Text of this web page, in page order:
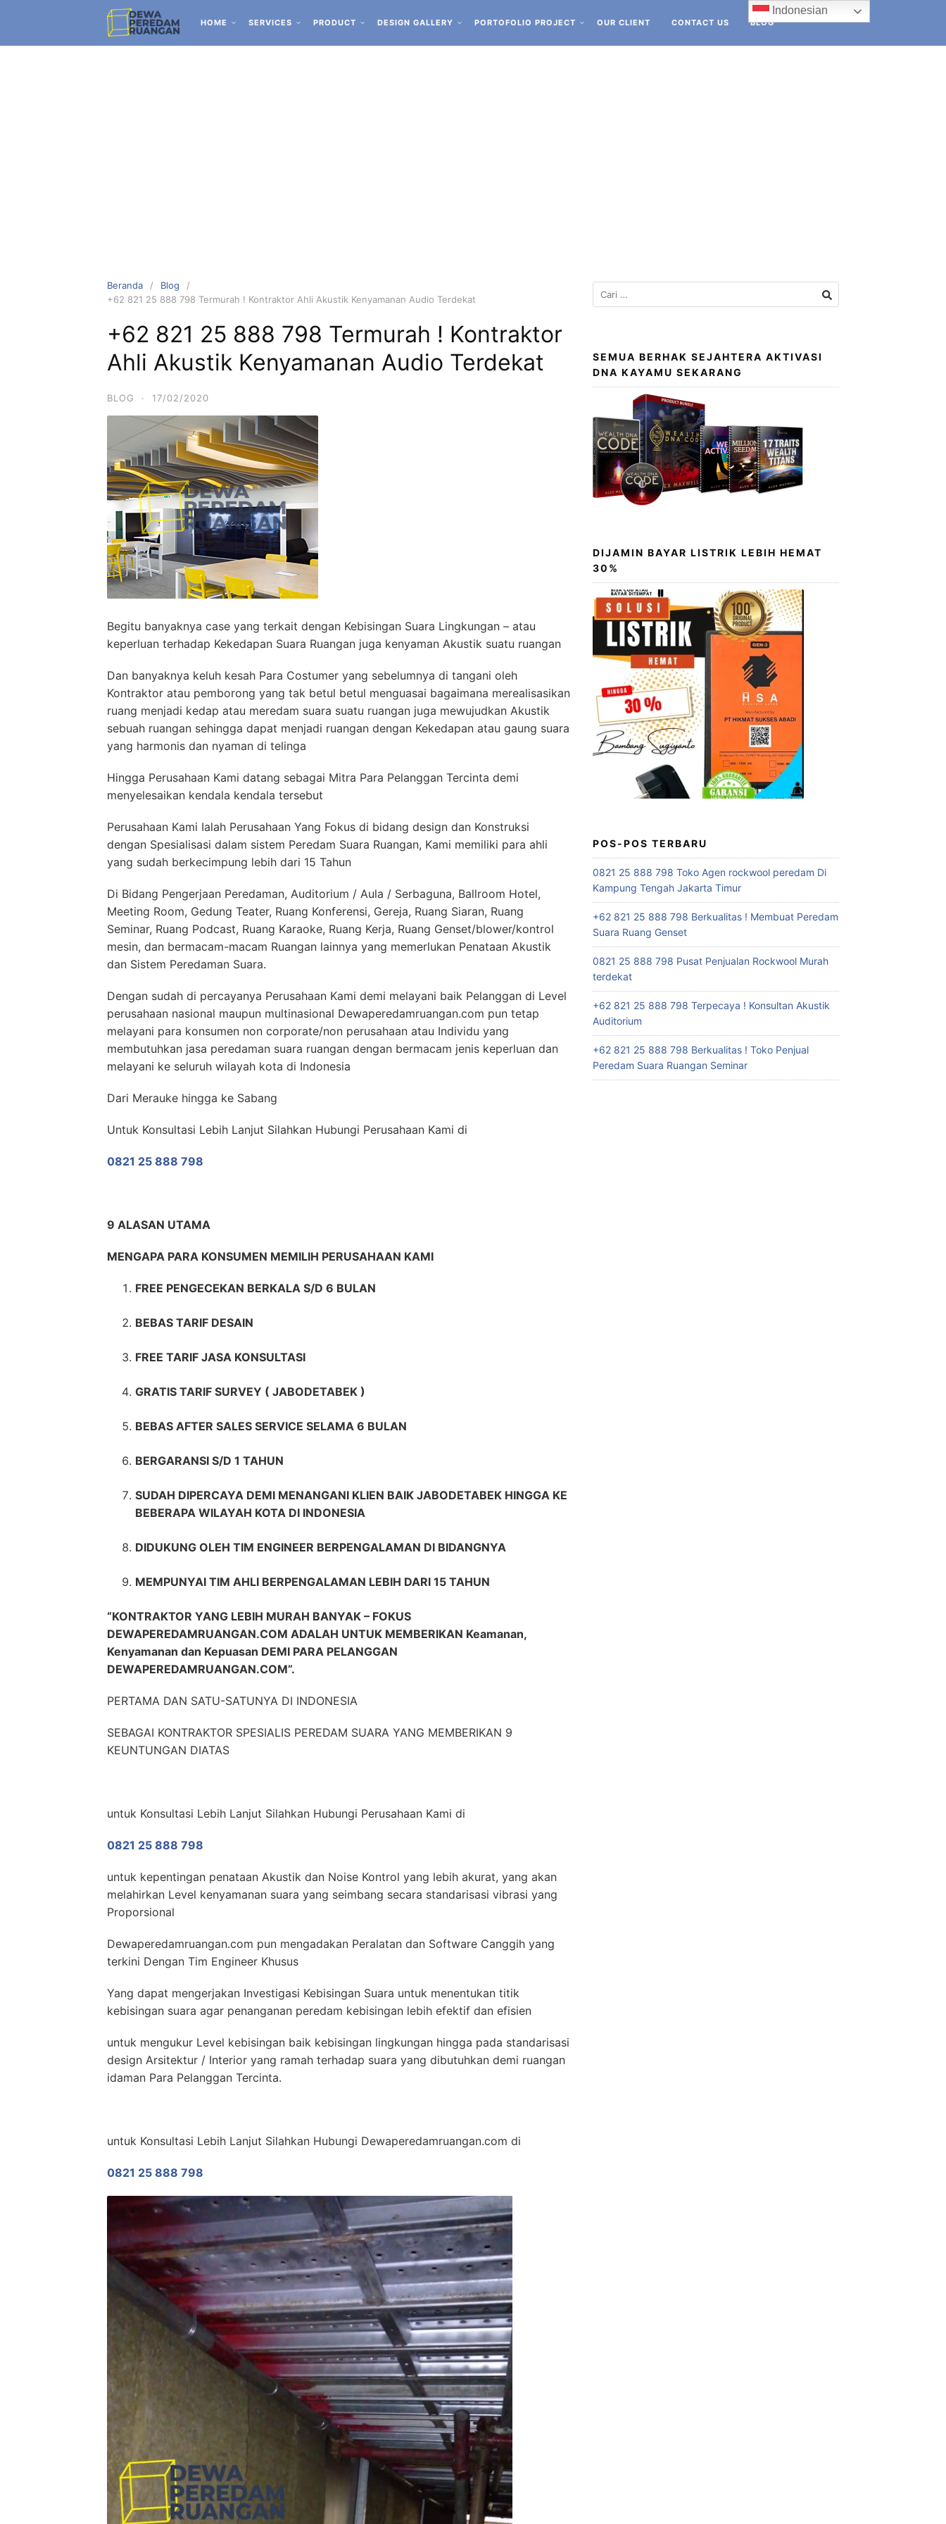
HOME SERVICES PRODUCT DESIGN GALLERY PORTOFOLIO PROJECT OUR CLIENT CONTACT US BLOG
Beranda
Blog
+62 821 25 888 798 Termurah ! Kontraktor Ahli Akustik Kenyamanan Audio Terdekat
+62 821 25 888 798 Termurah ! Kontraktor
Ahli Akustik Kenyamanan Audio Terdekat
BLOG · 17/02/2020
Begitu banyaknya case yang terkait dengan Kebisingan Suara Lingkungan – atau
keperluan terhadap Kekedapan Suara Ruangan juga kenyaman Akustik suatu ruangan
Dan banyaknya keluh kesah Para Costumer yang sebelumnya di tangani oleh
Kontraktor atau pemborong yang tak betul betul menguasai bagaimana merealisasikan
ruang menjadi kedap atau meredam suara suatu ruangan juga mewujudkan Akustik
sebuah ruangan sehingga dapat menjadi ruangan dengan Kekedapan atau gaung suara
yang harmonis dan nyaman di telinga
Hingga Perusahaan Kami datang sebagai Mitra Para Pelanggan Tercinta demi
menyelesaikan kendala kendala tersebut
Perusahaan Kami Ialah Perusahaan Yang Fokus di bidang design dan Konstruksi
dengan Spesialisasi dalam sistem Peredam Suara Ruangan, Kami memiliki para ahli
yang sudah berkecimpung lebih dari 15 Tahun
Di Bidang Pengerjaan Peredaman, Auditorium / Aula / Serbaguna, Ballroom Hotel,
Meeting Room, Gedung Teater, Ruang Konferensi, Gereja, Ruang Siaran, Ruang
Seminar, Ruang Podcast, Ruang Karaoke, Ruang Kerja, Ruang Genset/blower/kontrol
mesin, dan bermacam-macam Ruangan lainnya yang memerlukan Penataan Akustik
dan Sistem Peredaman Suara.
Dengan sudah di percayanya Perusahaan Kami demi melayani baik Pelanggan di Level
perusahaan nasional maupun multinasional Dewaperedamruangan.com pun tetap
melayani para konsumen non corporate/non perusahaan atau Individu yang
membutuhkan jasa peredaman suara ruangan dengan bermacam jenis keperluan dan
melayani ke seluruh wilayah kota di Indonesia
Dari Merauke hingga ke Sabang
Untuk Konsultasi Lebih Lanjut Silahkan Hubungi Perusahaan Kami di
0821 25 888 798
9 ALASAN UTAMA
MENGAPA PARA KONSUMEN MEMILIH PERUSAHAAN KAMI
FREE PENGECEKAN BERKALA S/D 6 BULAN
BEBAS TARIF DESAIN
FREE TARIF JASA KONSULTASI
GRATIS TARIF SURVEY ( JABODETABEK )
BEBAS AFTER SALES SERVICE SELAMA 6 BULAN
BERGARANSI S/D 1 TAHUN
SUDAH DIPERCAYA DEMI MENANGANI KLIEN BAIK JABODETABEK HINGGA KE
BEBERAPA WILAYAH KOTA DI INDONESIA
DIDUKUNG OLEH TIM ENGINEER BERPENGALAMAN DI BIDANGNYA
MEMPUNYAI TIM AHLI BERPENGALAMAN LEBIH DARI 15 TAHUN
“KONTRAKTOR YANG LEBIH MURAH BANYAK – FOKUS
DEWAPEREDAMRUANGAN.COM ADALAH UNTUK MEMBERIKAN Keamanan,
Kenyamanan dan Kepuasan DEMI PARA PELANGGAN
DEWAPEREDAMRUANGAN.COM”.
PERTAMA DAN SATU-SATUNYA DI INDONESIA
SEBAGAI KONTRAKTOR SPESIALIS PEREDAM SUARA YANG MEMBERIKAN 9
KEUNTUNGAN DIATAS
untuk Konsultasi Lebih Lanjut Silahkan Hubungi Perusahaan Kami di
0821 25 888 798
untuk kepentingan penataan Akustik dan Noise Kontrol yang lebih akurat, yang akan
melahirkan Level kenyamanan suara yang seimbang secara standarisasi vibrasi yang
Proporsional
Dewaperedamruangan.com pun mengadakan Peralatan dan Software Canggih yang
terkini Dengan Tim Engineer Khusus
Yang dapat mengerjakan Investigasi Kebisingan Suara untuk menentukan titik
kebisingan suara agar penanganan peredam kebisingan lebih efektif dan efisien
untuk mengukur Level kebisingan baik kebisingan lingkungan hingga pada standarisasi
design Arsitektur / Interior yang ramah terhadap suara yang dibutuhkan demi ruangan
idaman Para Pelanggan Tercinta.
untuk Konsultasi Lebih Lanjut Silahkan Hubungi Dewaperedamruangan.com di
0821 25 888 798
SEMUA BERHAK SEJAHTERA AKTIVASI
DNA KAYAMU SEKARANG
DIJAMIN BAYAR LISTRIK LEBIH HEMAT
30%
POS-POS TERBARU
0821 25 888 798 Toko Agen rockwool peredam Di
Kampung Tengah Jakarta Timur
+62 821 25 888 798 Berkualitas ! Membuat Peredam
Suara Ruang Genset
0821 25 888 798 Pusat Penjualan Rockwool Murah
terdekat
+62 821 25 888 798 Terpecaya ! Konsultan Akustik
Auditorium
+62 821 25 888 798 Berkualitas ! Toko Penjual
Peredam Suara Ruangan Seminar
Indonesian